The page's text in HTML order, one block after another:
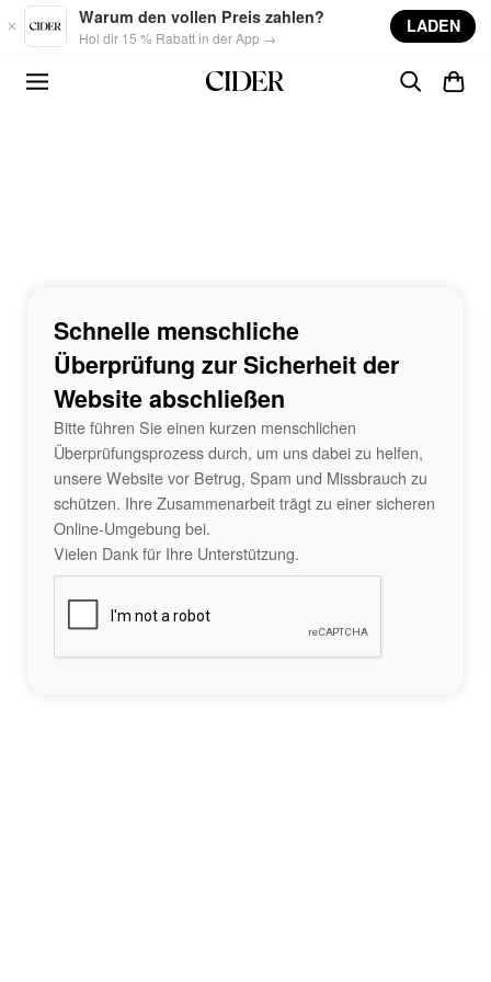
Skip to main content
Warum den vollen Preis zahlen?
Hol dir 15 % Rabatt in der App →
LADEN
Schnelle menschliche
Überprüfung zur Sicherheit der
Website abschließen
Bitte führen Sie einen kurzen menschlichen
Überprüfungsprozess durch, um uns dabei zu helfen,
unsere Website vor Betrug, Spam und Missbrauch zu
schützen. Ihre Zusammenarbeit trägt zu einer sicheren
Online-Umgebung bei.
Vielen Dank für Ihre Unterstützung.